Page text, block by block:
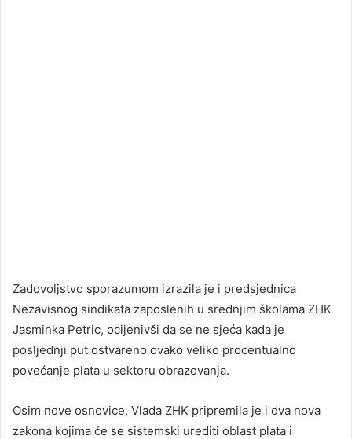
Zadovoljstvo sporazumom izrazila je i predsjednica
Nezavisnog sindikata zaposlenih u srednjim školama ZHK
Jasminka Petric, ocijenivši da se ne sjeća kada je
posljednji put ostvareno ovako veliko procentualno
povećanje plata u sektoru obrazovanja.
Osim nove osnovice, Vlada ZHK pripremila je i dva nova
zakona kojima će se sistemski urediti oblast plata i